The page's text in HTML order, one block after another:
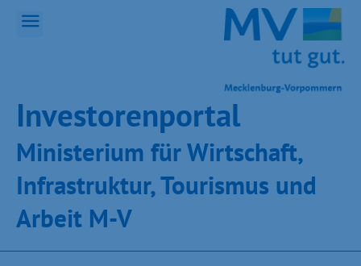
Inves­toren­por­tal
Ministeri­um für Wirt­schaft,
Infra­struk­tur, Tou­ris­mus und
Ar­beit M-V